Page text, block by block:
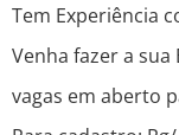
Tem Experiência
Venha fazer a
vagas em aberto